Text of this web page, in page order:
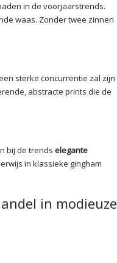
in de voorjaarstrends.
waas. Zonder twee zinnen
sterke concurrentie zal zijn
abstracte prints die de
bij de trends elegante
in klassieke gingham
in modieuze